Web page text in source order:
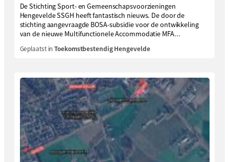
De Stichting Sport- en Gemeenschapsvoorzieningen
Hengevelde SSGH heeft fantastisch nieuws. De door de
stichting aangevraagde BOSA-subsidie voor de ontwikkeling
van de nieuwe Multifunctionele Accommodatie MFA...
Geplaatst inToekomstbestendig Hengevelde